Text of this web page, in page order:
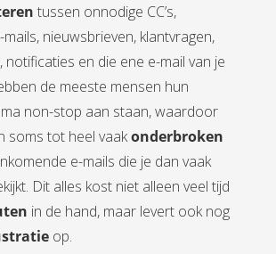
tussen onnodige CC’s,
nieuwsbrieven, klantvragen,
notificaties en die ene e-mail van je
de meeste mensen hun
non-stop aan staan, waardoor
soms tot heel vaakonderbroken
e-mails die je dan vaak
Dit alles kost niet alleen veel tijd
in de hand, maar levert ook nog
op.